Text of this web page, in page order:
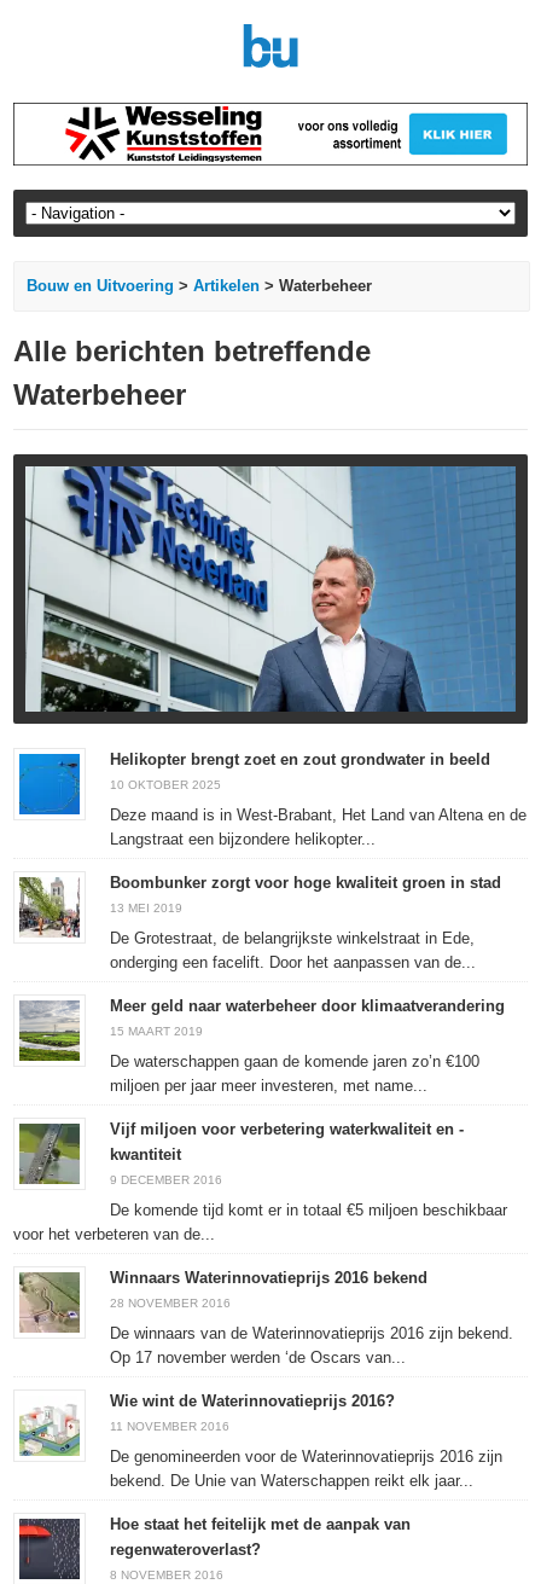
Bouw en Uitvoering >Artikelen > Waterbeheer
Alle berichten betreffende
Waterbeheer
Helikopter brengt zoet en zout grondwater in beeld
10 OKTOBER 2025
Deze maand is in West-Brabant, Het Land van Altena en de
Langstraat een bijzondere helikopter...
Boombunker zorgt voor hoge kwaliteit groen in stad
13 MEI 2019
De Grotestraat, de belangrijkste winkelstraat in Ede,
onderging een facelift. Door het aanpassen van de...
Meer geld naar waterbeheer door klimaatverandering
15 MAART 2019
De waterschappen gaan de komende jaren zo’n €100
miljoen per jaar meer investeren, met name...
Vijf miljoen voor verbetering waterkwaliteit en -
kwantiteit
9 DECEMBER 2016
De komende tijd komt er in totaal €5 miljoen beschikbaar
voor het verbeteren van de...
Winnaars Waterinnovatieprijs 2016 bekend
28 NOVEMBER 2016
De winnaars van de Waterinnovatieprijs 2016 zijn bekend.
Op 17 november werden ‘de Oscars van...
Wie wint de Waterinnovatieprijs 2016?
11 NOVEMBER 2016
De genomineerden voor de Waterinnovatieprijs 2016 zijn
bekend. De Unie van Waterschappen reikt elk jaar...
Hoe staat het feitelijk met de aanpak van
regenwateroverlast?
8 NOVEMBER 2016